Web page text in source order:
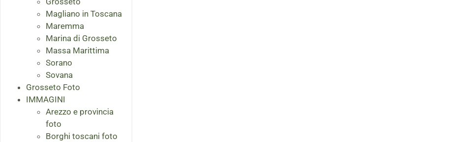
Magliano in Toscana
Maremma
Marina di Grosseto
Massa Marittima
Sorano
Sovana
Grosseto Foto
IMMAGINI
Arezzo e provincia
foto
Borghi toscani foto